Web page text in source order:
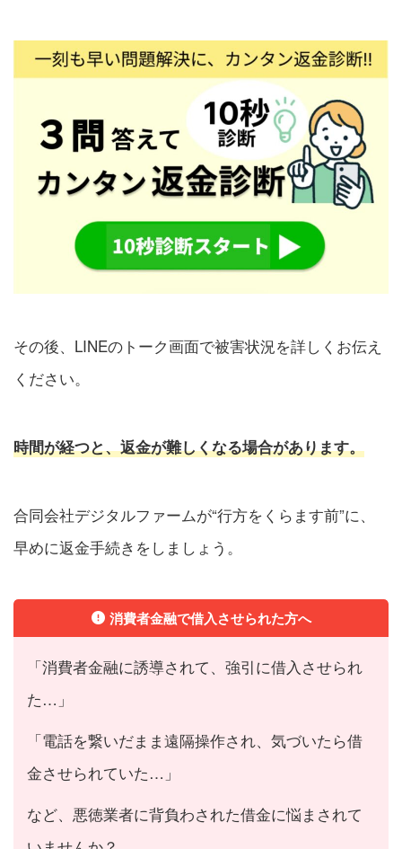
その後、LINEのトーク画面で被害状況を詳しくお伝え
ください。
時間が経つと、返金が難しくなる場合があります。
合同会社デジタルファームが“行方をくらます前”に、
早めに返金手続きをしましょう。
消費者金融で借入させられた方へ
「消費者金融に誘導されて、強引に借入させられ
た…」
「電話を繋いだまま遠隔操作され、気づいたら借
金させられていた…」
など、悪徳業者に背負わされた借金に悩まされて